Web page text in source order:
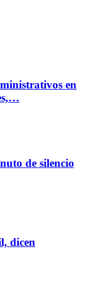
en
de silencio
dicen